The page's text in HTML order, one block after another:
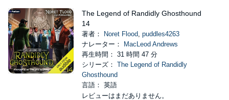
The Legend of Randidly Ghosthound
14
著者： Noret Flood, puddles4263
ナレーター：
MacLeod Andrews
再生時間： 31 時間 47 分
シリーズ： The Legend of Randidly
Ghosthound
言語： 英語
レビューはまだありません。